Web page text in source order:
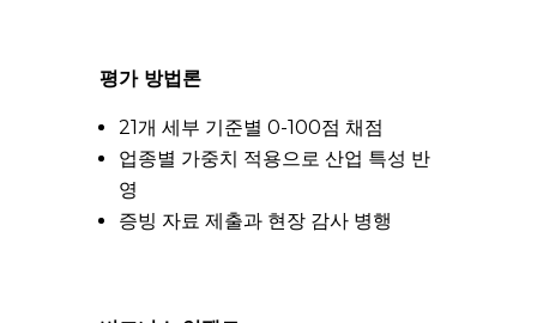
평가 방법론
21개 세부 기준별 0-100점 채점
업종별 가중치 적용으로 산업 특성 반
영
증빙 자료 제출과 현장 감사 병행